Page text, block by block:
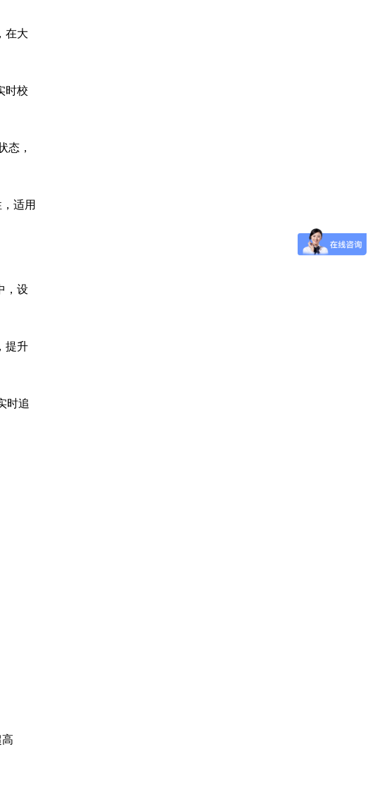
在大
时校
态，
适用
，设
提升
时追